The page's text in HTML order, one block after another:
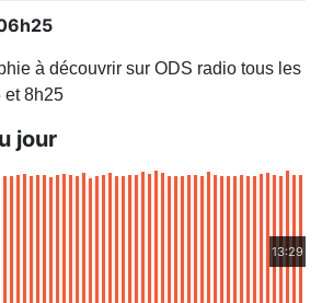
à découvrir sur ODS radio tous les
et 8h25
jour
13:29